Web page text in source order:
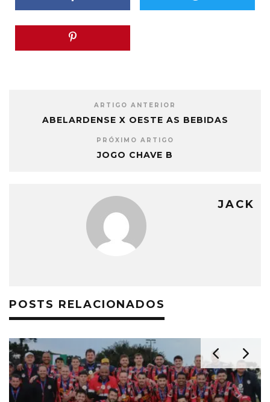
ARTIGO ANTERIOR
ABELARDENSE X OESTE AS BEBIDAS
PRÓXIMO ARTIGO
JOGO CHAVE B
JACK
POSTS RELACIONADOS